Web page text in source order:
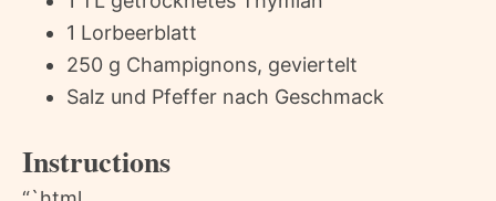
1 Lorbeerblatt
250 g Champignons, geviertelt
Salz und Pfeffer nach Geschmack
Instructions